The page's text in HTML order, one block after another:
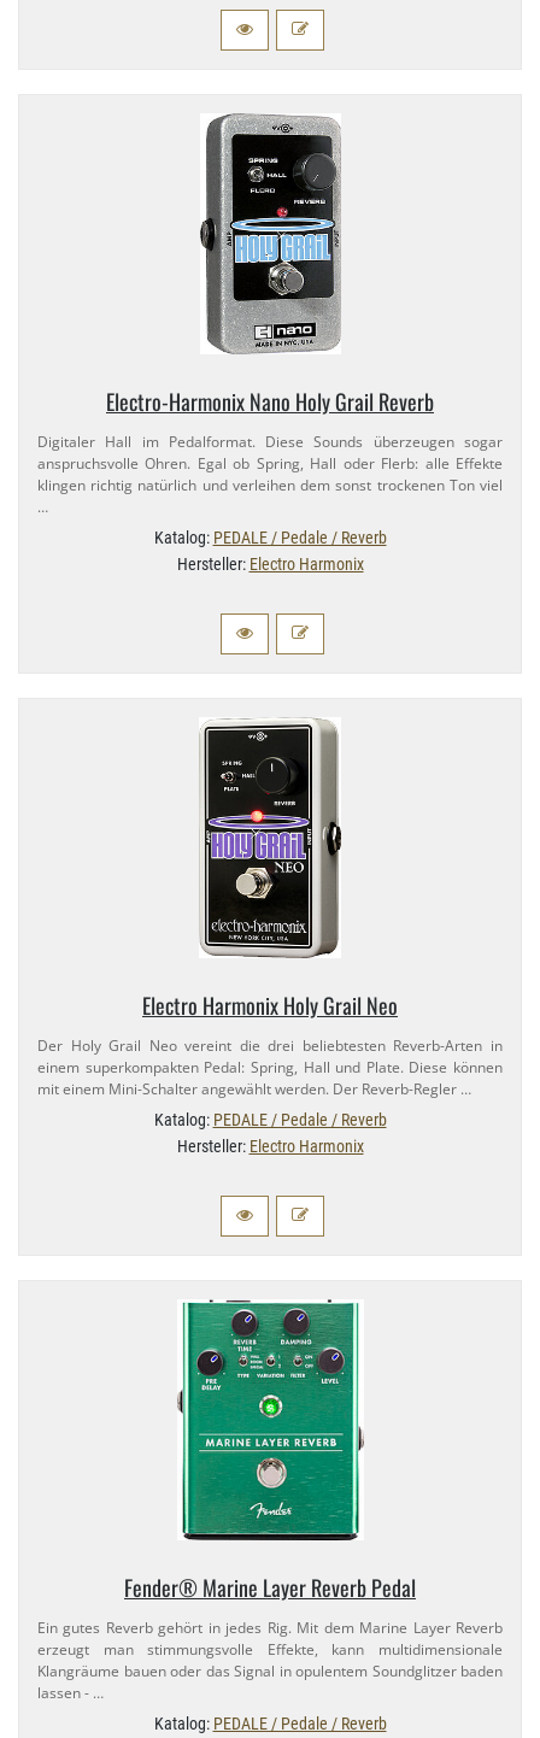
Electro-​Harmonix Nano Holy Grail Reverb
Digitaler Hall im Pedalformat. Diese Sounds überzeugen sogar
anspruchsvolle Ohren. Egal ob Spring, Hall oder Flerb: alle Effekte
klingen richtig natürlich und verleihen dem sonst trockenen Ton viel
…
Katalog: PEDALE / Pedale / Reverb
Hersteller: Electro Harmonix
Electro Harmonix Holy Grail Neo
Der Holy Grail Neo vereint die drei beliebtesten Reverb-​Arten in
einem superkompakten Pedal: Spring, Hall und Plate. Diese können
mit einem Mini-​Schalter angewählt werden. Der Reverb-​Regler …
Katalog: PEDALE / Pedale / Reverb
Hersteller: Electro Harmonix
Fender® Marine Layer Reverb Pedal
Ein gutes Reverb gehört in jedes Rig. Mit dem Marine Layer Reverb
erzeugt man stimmungsvolle Effekte, kann multidimensionale
Klangräume bauen oder das Signal in opulentem Soundglitzer baden
lassen - …
Katalog: PEDALE / Pedale / Reverb